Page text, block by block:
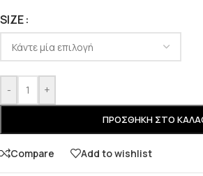
SIZE
- +
ΠΡΟΣΘΉΚΗ ΣΤΟ
Compare Add to wishlist